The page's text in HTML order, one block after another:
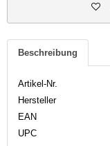
Beschreibung
Artikel-Nr.
Hersteller
EAN
UPC